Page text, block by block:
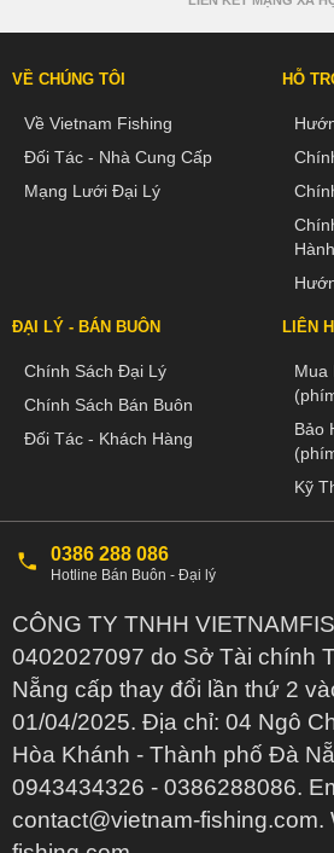
VỀ CHÚNG TÔI
Về Vietnam Fishing
Đối Tác - Nhà Cung Cấp
Mạng Lưới Đại Lý
HỖ
Hành
ĐẠI LÝ - BÁN BUÔN
Chính Sách Đại Lý
Chính Sách Bán Buôn
Đối Tác - Khách Hàng
LIÊN
Mua
Bảo
Kỹ
0386 288 086
Hotline Bán Buôn - Đại lý
CÔNG TY TNHH
0402027097 do Sở Tài chính
Nẵng cấp thay đổi lần thứ 2
01/04/2025. Địa chỉ: 04 Ngô
Hòa Khánh - Thành phố Đà
0943434326 - 0386288086.
contact@vietnam-fishing.com.